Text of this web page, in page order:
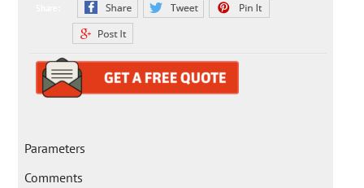
Parameters
Comments